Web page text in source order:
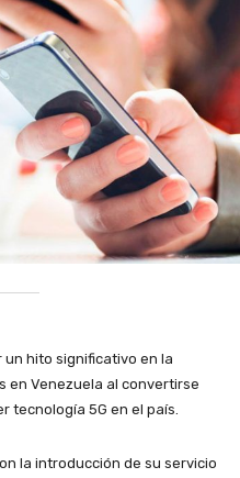
hito significativo en la
en Venezuela al convertirse
tecnología 5G en el país.
la introducción de su servicio